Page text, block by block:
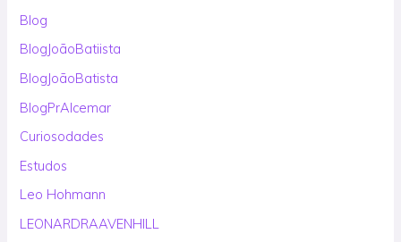
Blog
BlogJoãoBatiista
BlogJoãoBatista
BlogPrAlcemar
Curiosodades
Estudos
Leo Hohmann
LEONARDRAAVENHILL